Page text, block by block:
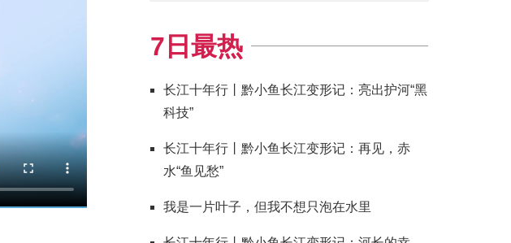
7日最热
长江十年行丨黔小鱼长江变形记：亮出护河“黑
科技”
长江十年行丨黔小鱼长江变形记：再见，赤
水“鱼见愁”
我是一片叶子，但我不想只泡在水里